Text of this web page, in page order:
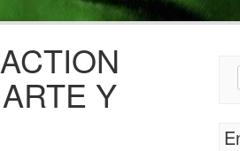
Y